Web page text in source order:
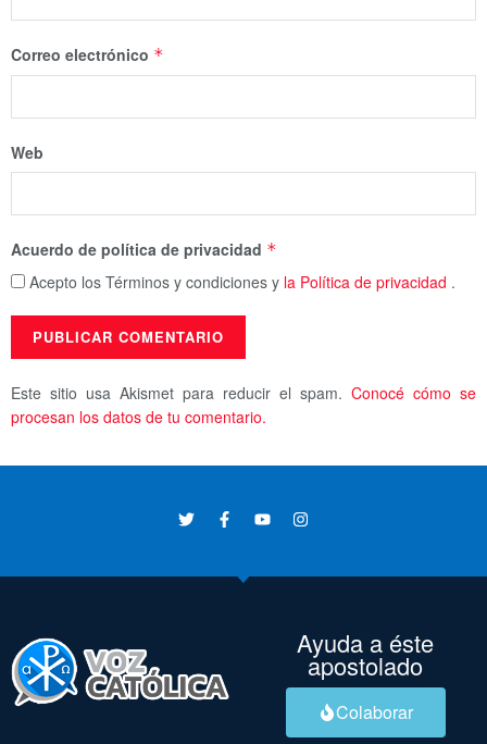
Correo electrónico *
Web
Acuerdo de política de privacidad *
Acepto los Términos y condiciones y la Política de privacidad .
Este sitio usa Akismet para reducir el spam. Conocé cómo se
procesan los datos de tu comentario.
Ayuda a éste
apostolado
Colaborar